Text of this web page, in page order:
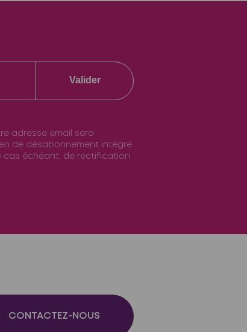
Valider
adresse email sera
de désabonnement intégré
cas échéant, de rectification
CONTACTEZ-NOUS